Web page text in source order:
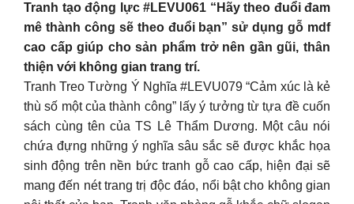
Tranh tạo động lực #LEVU061 “Hãy theo đuổi đam
mê thành công sẽ theo đuổi bạn” sử dụng gỗ mdf
cao cấp giúp cho sản phẩm trở nên gần gũi, thân
thiện với không gian trang trí.
Tranh Treo Tường Ý Nghĩa #LEVU079 “Cảm xúc là kẻ
thù số một của thành công” lấy ý tưởng từ tựa đề cuốn
sách cùng tên của TS Lê Thẩm Dương. Một câu nói
chứa đựng những ý nghĩa sâu sắc sẽ được khắc họa
sinh động trên nền bức tranh gỗ cao cấp, hiện đại sẽ
mang đến nét trang trị độc đáo, nổi bật cho không gian